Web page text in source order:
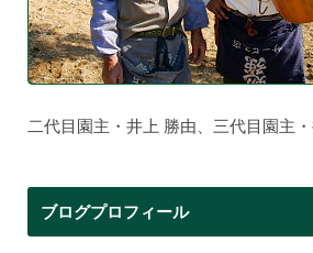
二代目園主・井上 勝由、三代目園主
ブログプロフィール